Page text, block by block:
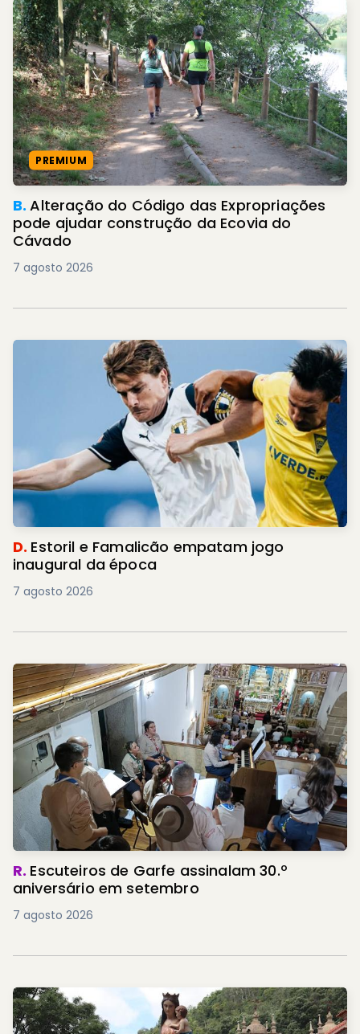
PREMIUM
B.Alteração do Código das Expropriações
pode ajudar construção da Ecovia do
Cávado
7 agosto 2026
D. Estoril e Famalicão empatam jogo
inaugural da época
7 agosto 2026
R. Escuteiros de Garfe assinalam 30.º
aniversário em setembro
7 agosto 2026